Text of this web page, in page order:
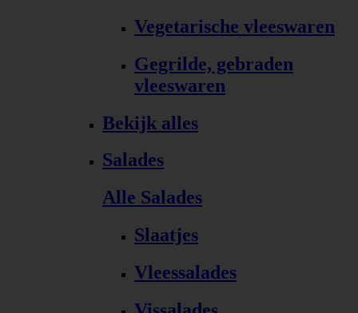
Vegetarische vleeswaren
Gegrilde, gebraden
vleeswaren
Bekijk alles
Salades
Alle Salades
Slaatjes
Vleessalades